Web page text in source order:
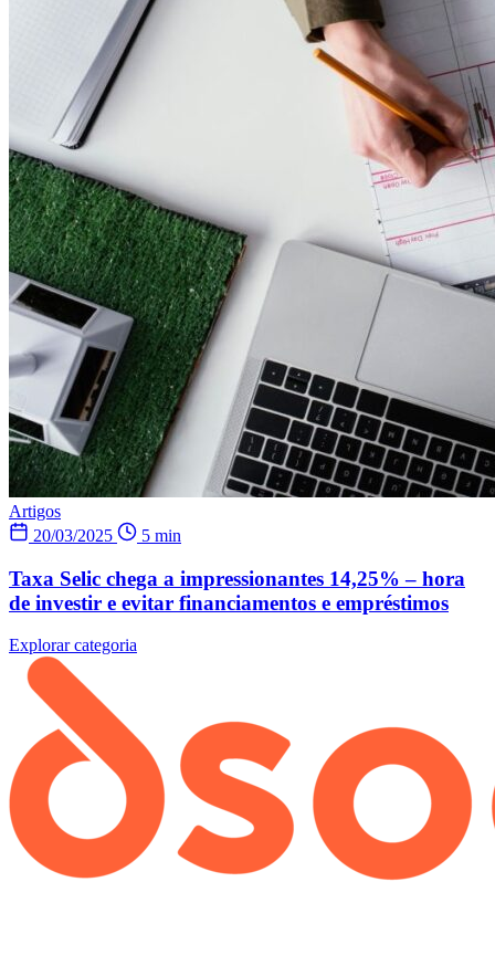
Artigos
20/03/2025
5 min
Taxa Selic chega a impressionantes 14,25% – hora
de investir e evitar financiamentos e empréstimos
Explorar categoria